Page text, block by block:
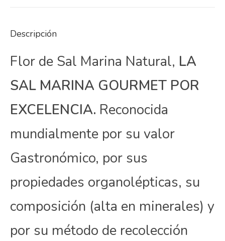
Descripción
Flor de Sal Marina Natural, LA
SAL MARINA GOURMET POR
EXCELENCIA. Reconocida
mundialmente por su valor
Gastronómico, por sus
propiedades organolépticas, su
composición (alta en minerales) y
por su método de recolección